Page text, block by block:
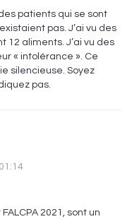
patients qui se sont
pas. J’ai vu des
12 aliments. J’ai vu des
« intolérance ». Ce
silencieuse. Soyez
pas.
2021, sont un